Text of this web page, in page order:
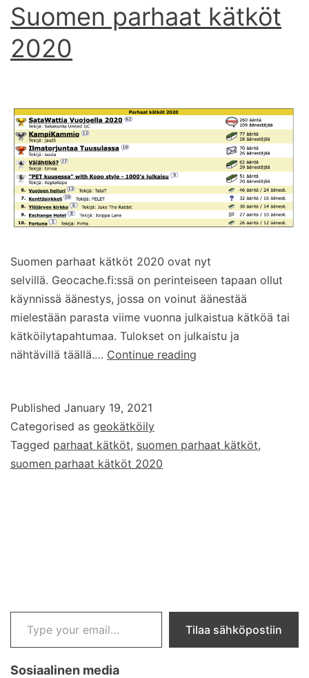
Suomen parhaat kätköt
2020
Suomen parhaat kätköt 2020 ovat nyt
selvillä. Geocache.fi:ssä on perinteiseen tapaan ollut
käynnissä äänestys, jossa on voinut äänestää
mielestään parasta viime vuonna julkaistua kätköä tai
kätköilytapahtumaa. Tulokset on julkaistu ja
nähtävillä täällä.… Continue reading
Published January 19, 2021
Categorised as geokätköily
Tagged parhaat kätköt, suomen parhaat kätköt,
suomen parhaat kätköt 2020
Type your email…
Tilaa sähköpostiin
Sosiaalinen media